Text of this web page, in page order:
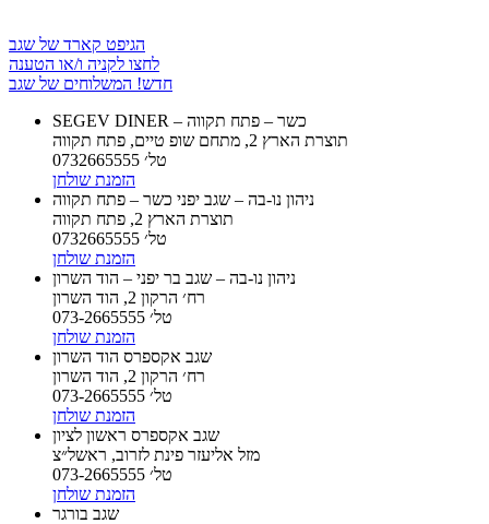
הגיפט קארד של שגב
לחצו לקניה ו/או הטענה
חדש! המשלוחים של שגב
SEGEV DINER – כשר – פתח תקווה
תוצרת הארץ 2, מתחם שופ טיים, פתח תקווה
טל׳ 0732665555
הזמנת שולחן
ניהון נו-בה – שגב יפני כשר – פתח תקווה
תוצרת הארץ 2, פתח תקווה
טל׳ 0732665555
הזמנת שולחן
ניהון נו-בה – שגב בר יפני – הוד השרון
רח׳ הרקון 2, הוד השרון
טל׳ 073-2665555
הזמנת שולחן
שגב אקספרס הוד השרון
רח׳ הרקון 2, הוד השרון
טל׳ 073-2665555
הזמנת שולחן
שגב אקספרס ראשון לציון
מזל אליעזר פינת לזרוב, ראשל״צ
טל׳ 073-2665555
הזמנת שולחן
שגב בורגר